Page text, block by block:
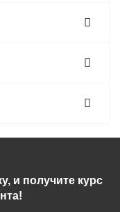
и получите курс